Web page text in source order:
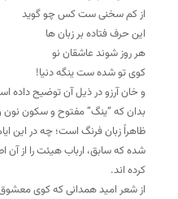
از کم سخنی ست کس چو گوید
این حرف فتاده بر زبان ها
هر روز شوند عاشقان نو
کوی تو شده ست ینگه دنیا!
و خان آرزو در ذیل آن توضیح داده
بدان که “ینگ” مفتوح و سکون نون
ظاهراً زبان فرنگ است؛ چه در این
شده که سابق، ارباب هیئت را از آن
کرده اند.
از شعر امید همدانی که کوی